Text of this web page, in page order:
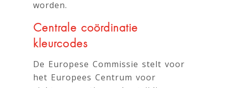
worden.
Centrale coördinatie
kleurcodes
De Europese Commissie stelt voor
het Europees Centrum voor